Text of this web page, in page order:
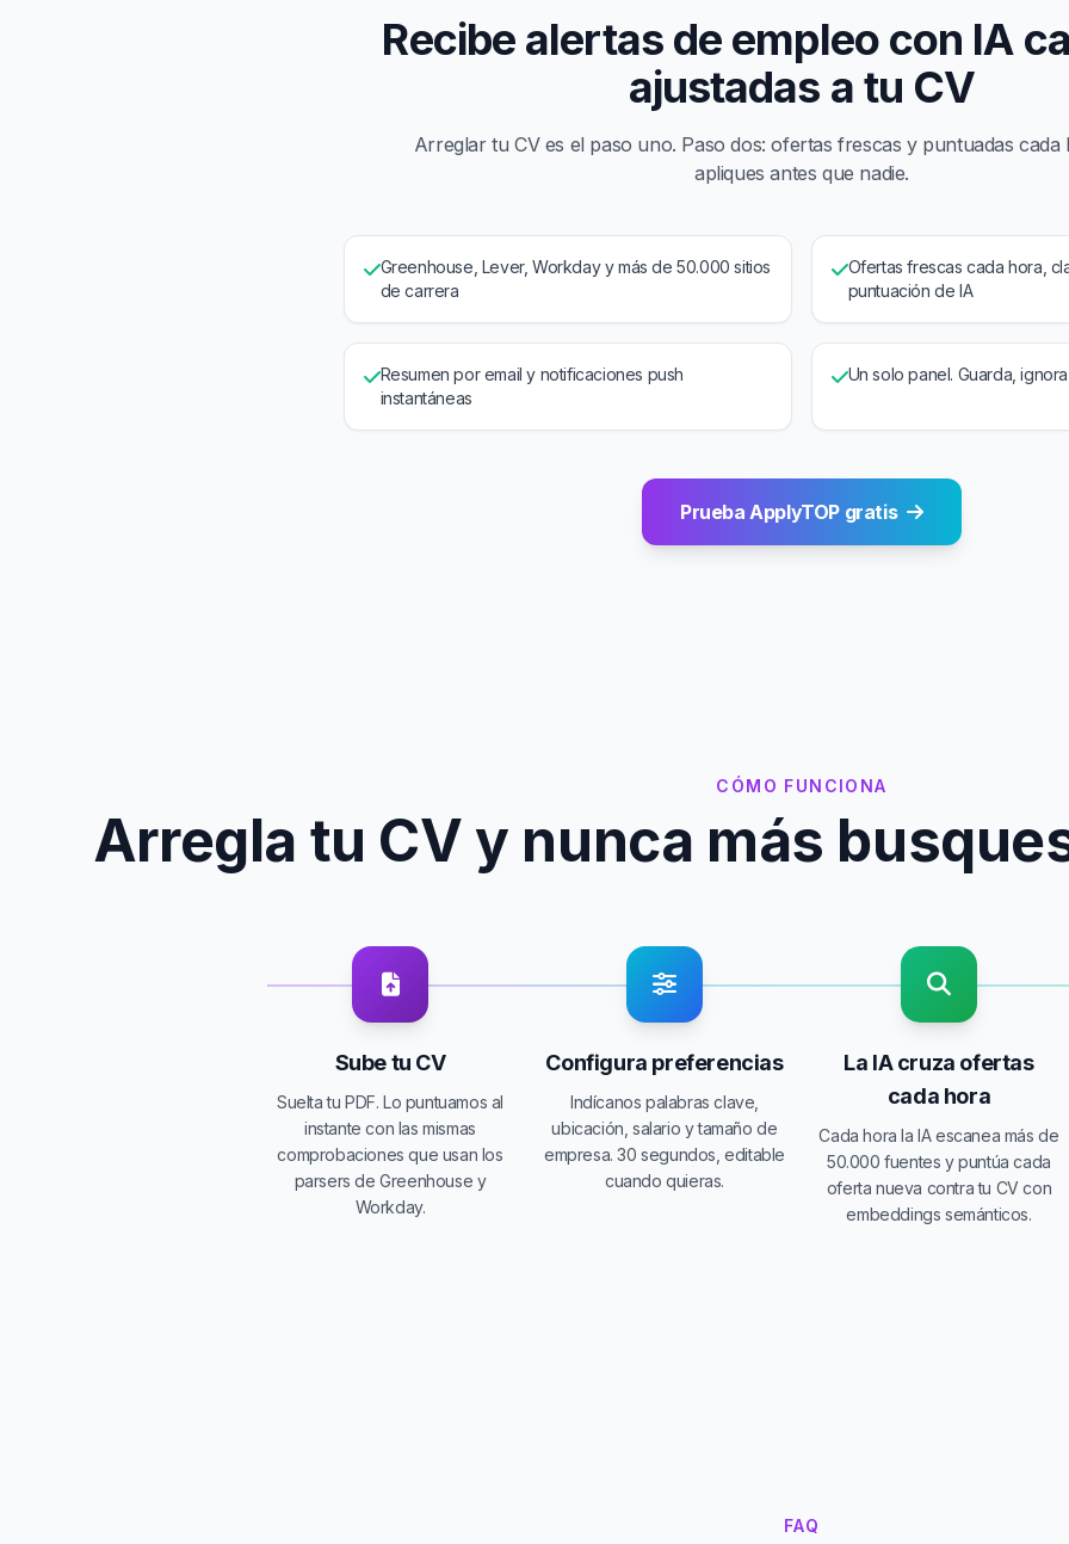
Recibe alertas de empleo con IA
ajustadas a tu CV
Arreglar tu CV es el paso uno. Paso dos: ofertas frescas y puntuadas
apliques antes que nadie.
Greenhouse, Lever, Workday y más de 50.000 sitios
de carrera
Ofertas frescas cada hora,
puntuación de IA
Resumen por email y notificaciones push
instantáneas
Un solo panel. Guarda,
Prueba ApplyTOP gratis
CÓMO FUNCIONA
Arregla tu CV y nunca más
Sube tu CV
Suelta tu PDF. Lo puntuamos al
instante con las mismas
comprobaciones que usan los
parsers de Greenhouse y
Workday.
Configura preferencias
Indícanos palabras clave,
ubicación, salario y tamaño de
empresa. 30 segundos, editable
cuando quieras.
La IA cruza ofertas
cada hora
Cada hora la IA escanea más de
50.000 fuentes y puntúa cada
oferta nueva contra tu CV con
embeddings semánticos.
FAQ